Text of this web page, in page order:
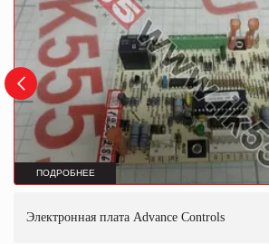
ПОДРОБНЕЕ
Электронная плата Advance Controls